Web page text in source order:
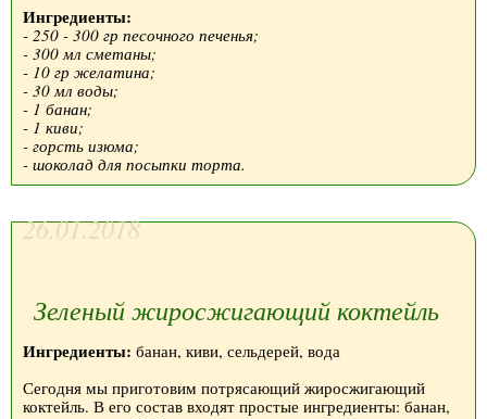
Ингредиенты:
- 250 - 300 гр песочного печенья;
- 300 мл сметаны;
- 10 гр желатина;
- 30 мл воды;
- 1 банан;
- 1 киви;
- горсть изюма;
- шоколад для посыпки торта.
26.01.2018
Зеленый жиросжигающий коктейль
Ингредиенты: банан, киви, сельдерей, вода
Сегодня мы приготовим потрясающий жиросжигающий
коктейль. В его состав входят простые ингредиенты: банан,